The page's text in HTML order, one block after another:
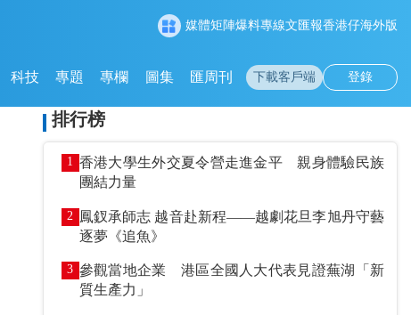
媒體矩陣爆料專線文匯報香港仔海外版
科技 專題 專欄 圖集 匯周刊 下載客戶端 登錄
排行榜
1 香港大學生外交夏令營走進金平 親身體驗民族
團結力量
2 鳳釵承師志 越音赴新程——越劇花旦李旭丹守藝
逐夢《追魚》
3 參觀當地企業 港區全國人大代表見證蕪湖「新
質生產力」